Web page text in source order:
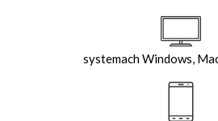
systemach Windows,